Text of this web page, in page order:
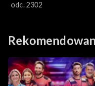
odc. 2302